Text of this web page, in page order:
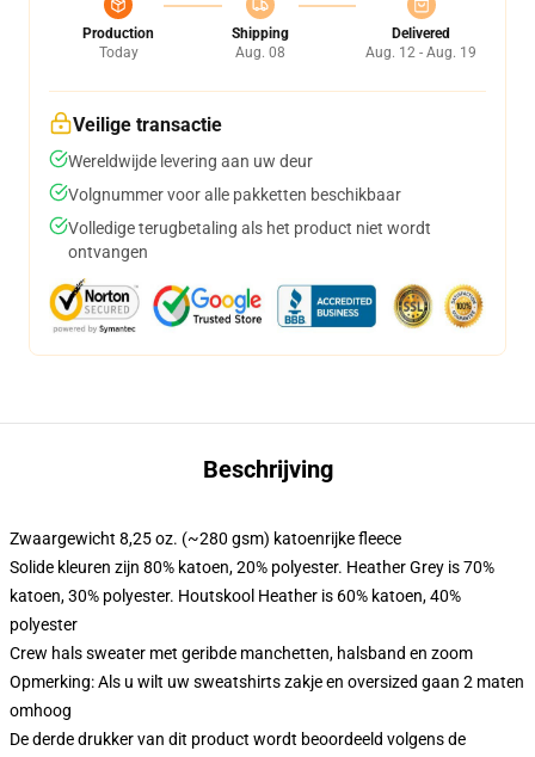
Production
Today
Shipping
Aug. 08
Delivered
Aug. 12 - Aug. 19
Veilige transactie
Wereldwijde levering aan uw deur
Volgnummer voor alle pakketten beschikbaar
Volledige terugbetaling als het product niet wordt
ontvangen
Beschrijving
Zwaargewicht 8,25 oz. (~280 gsm) katoenrijke fleece
Solide kleuren zijn 80% katoen, 20% polyester. Heather Grey is 70%
katoen, 30% polyester. Houtskool Heather is 60% katoen, 40%
polyester
Crew hals sweater met geribde manchetten, halsband en zoom
Opmerking: Als u wilt uw sweatshirts zakje en oversized gaan 2 maten
omhoog
De derde drukker van dit product wordt beoordeeld volgens de